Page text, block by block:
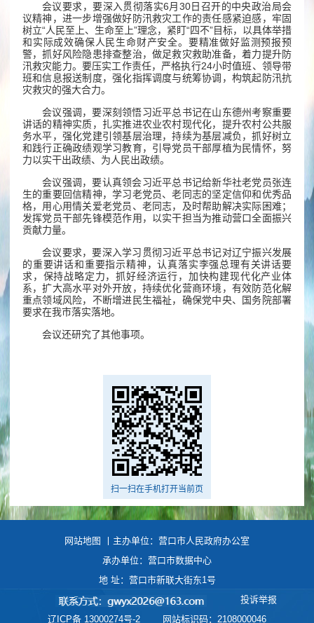
会议要求，要深入贯彻落实6月30日召开的中央政治局会
议精神，进一步增强做好防汛救灾工作的责任感紧迫感，牢固
树立“人民至上、生命至上”理念，紧盯“四不”目标，以具体举措
和实际成效确保人民生命财产安全。要精准做好监测预报预
警，抓好风险隐患排查整治，做足救灾救助准备，着力提升防
汛救灾能力。要压实工作责任，严格执行24小时值班、领导带
班和信息报送制度，强化指挥调度与统筹协调，构筑起防汛抗
灾救灾的强大合力。
会议强调，要深刻领悟习近平总书记在山东德州考察重要
讲话的精神实质，扎实推进农业农村现代化，提升农村公共服
务水平，强化党建引领基层治理，持续为基层减负，抓好树立
和践行正确政绩观学习教育，引导党员干部厚植为民情怀，努
力以实干出政绩、为人民出政绩。
会议强调，要认真领会习近平总书记给新华社老党员张连
生的重要回信精神，学习老党员、老同志的坚定信仰和优秀品
格，用心用情关爱老党员、老同志，及时帮助解决实际困难；
发挥党员干部先锋模范作用，以实干担当为推动营口全面振兴
贡献力量。
会议要求，要深入学习贯彻习近平总书记对辽宁振兴发展
的重要讲话和重要指示精神，认真落实李强总理有关讲话要
求，保持战略定力，抓好经济运行，加快构建现代化产业体
系，扩大高水平对外开放，持续优化营商环境，有效防范化解
重点领域风险，不断增进民生福祉，确保党中央、国务院部署
要求在我市落实落地。
会议还研究了其他事项。
扫一扫在手机打开当前页
网站地图
丨主办单位：营口市人民政府办公室
承办单位：营口市数据中心
地 址：营口市新联大街东1号
投诉举报
辽ICP备 13000274号-2
网站标识码：2108000046